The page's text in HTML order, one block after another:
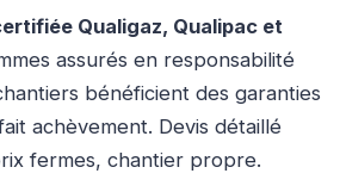
Qualigaz, Qualipac et
assurés en responsabilité
bénéficient des garanties
achèvement. Devis détaillé
fermes, chantier propre.